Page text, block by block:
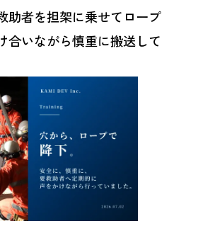
助者を担架に乗せてロープ
合いながら慎重に搬送して